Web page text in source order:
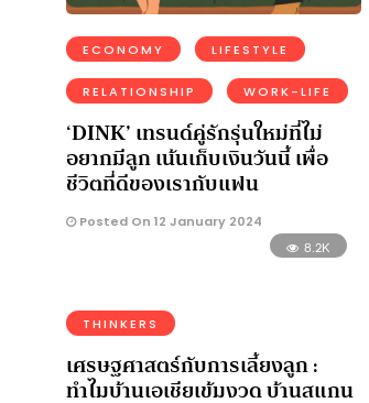
ECONOMY LIFESTYLE
RELATIONSHIP WORK-LIFE
‘DINK’ เทรนด์คู่รักรุ่นใหม่ที่ไม่
อยากมีลูก เน้นเก็บเงินวันนี้ เพื่อ
ชีวิตที่ดีของเรากับแฟน
Posted On 12 January 2024
8.2K
THINKERS
เศรษฐศาสตร์กับการเลี้ยงลูก :
ทำไมบ้านเอเชียเข้มงวด บ้านสแกน